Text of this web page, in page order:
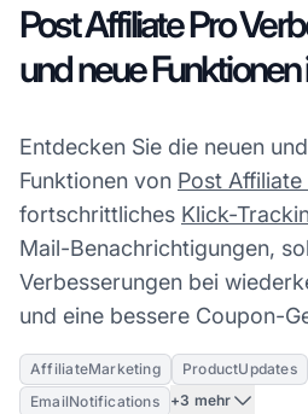
Post Affiliate Pro
und neue Funktionen
Entdecken Sie die neuen
Funktionen von Post Affiliate
fortschrittliches Klick-
Mail-Benachrichtigungen,
Verbesserungen bei
und eine bessere Coupon-
AffiliateMarketing ProductUpdates
EmailNotifications
+3 mehr